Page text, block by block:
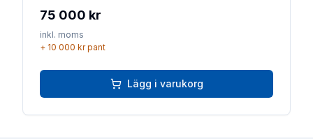
75 000 kr
inkl. moms
+ 10 000 krpant
Lägg i varukorg